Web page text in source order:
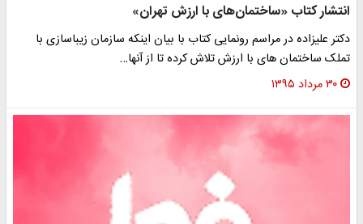
کتاب «ساختمان‌های با ارزش تهران»
علیزاده در مراسم رونمایی کتاب با بیان اینکه سازمان زیباسازی با
ساختمان های با ارزش تلاش کرده تا از آنها…
۳۰ مرداد ۱۳۹۵